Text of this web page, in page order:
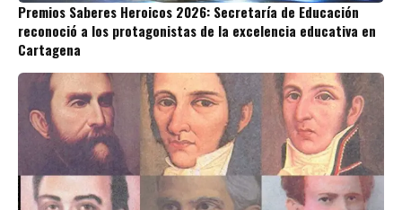
Premios Saberes Heroicos 2026: Secretaría de Educación
reconoció a los protagonistas de la excelencia educativa en
Cartagena